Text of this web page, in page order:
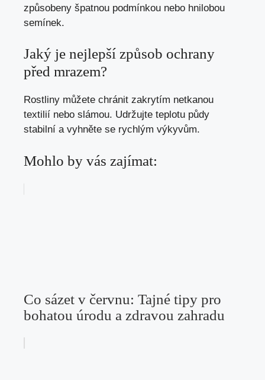
způsobeny špatnou podmínkou nebo hnilobou
semínek.
Jaký je nejlepší způsob ochrany
před mrazem?
Rostliny můžete chránit zakrytím netkanou
textilií nebo slámou. Udržujte teplotu půdy
stabilní a vyhněte se rychlým výkyvům.
Mohlo by vás zajímat:
Co sázet v červnu: Tajné tipy pro
bohatou úrodu a zdravou zahradu